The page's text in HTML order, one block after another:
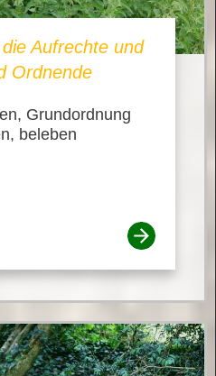
Aufrechte und
Ordnende
Grundordnung
beleben